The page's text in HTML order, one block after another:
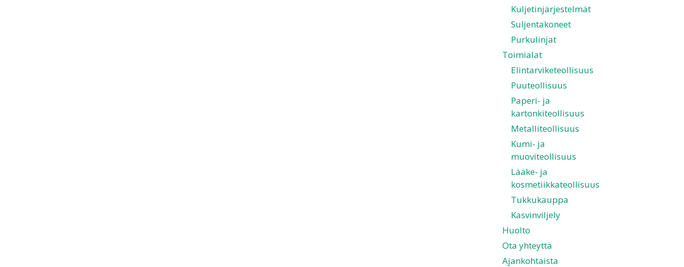
Kuljetinjärjestelmät
Suljentakoneet
Purkulinjat
Toimialat
Elintarviketeollisuus
Puuteollisuus
Paperi- ja
kartonkiteollisuus
Metalliteollisuus
Kumi- ja
muoviteollisuus
Lääke- ja
kosmetiikkateollisuus
Tukkukauppa
Kasvinviljely
Huolto
Ota yhteyttä
Ajankohtaista